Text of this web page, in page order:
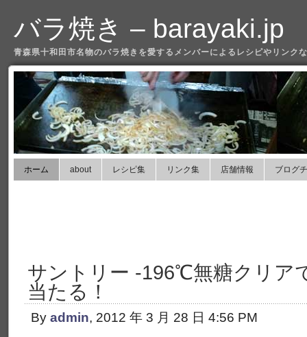
バラ焼き – barayaki.jp
青森県十和田市名物のバラ焼きを愛するメンバーによるレシピやリンク
ホーム about レシピ集 リンク集 店舗情報 ブログ
サントリー -196℃無糖クリア
当たる！
By admin, 2012 年 3 月 28 日 4:56 PM